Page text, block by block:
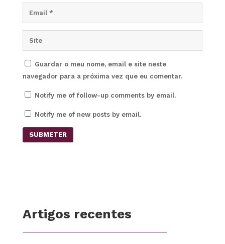
Guardar o meu nome, email e site neste
navegador para a próxima vez que eu comentar.
Notify me of follow-up comments by email.
Notify me of new posts by email.
SUBMETER
Artigos recentes